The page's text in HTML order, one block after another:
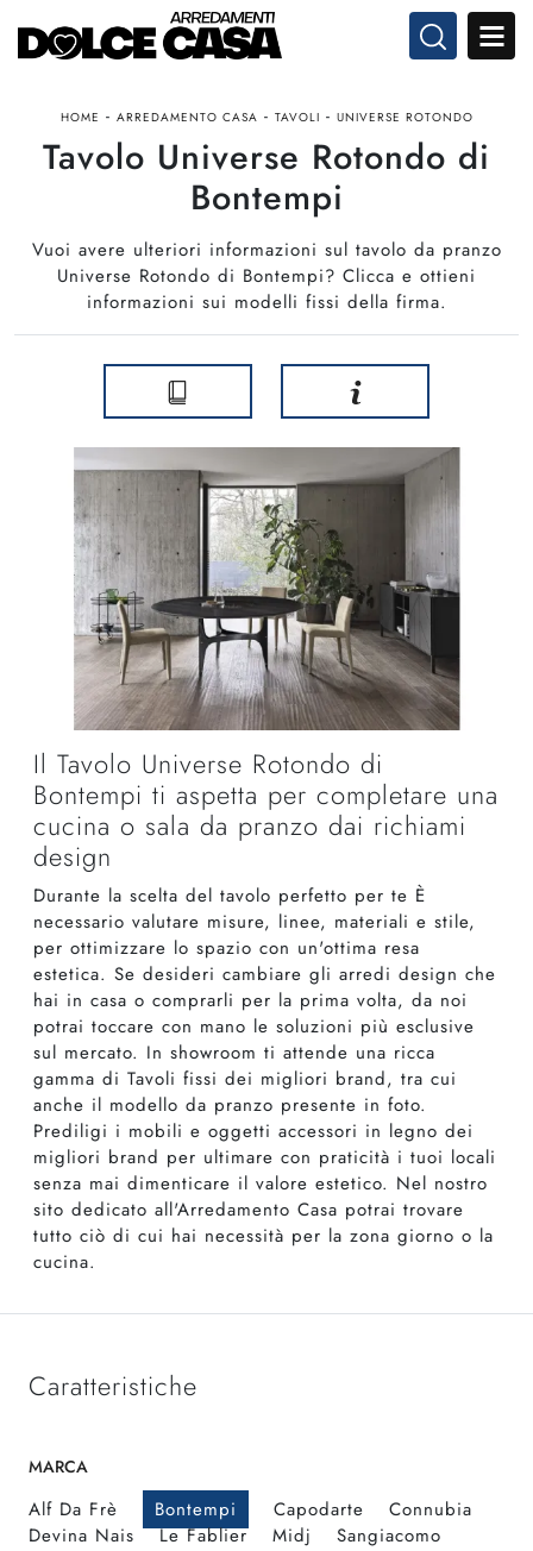
HOME - ARREDAMENTO CASA - TAVOLI - UNIVERSE ROTONDO
Tavolo Universe Rotondo di
Bontempi
Vuoi avere ulteriori informazioni sul tavolo da pranzo
Universe Rotondo di Bontempi? Clicca e ottieni
informazioni sui modelli fissi della firma.
Il Tavolo Universe Rotondo di
Bontempi ti aspetta per completare una
cucina o sala da pranzo dai richiami
design
Durante la scelta del tavolo perfetto per te È
necessario valutare misure, linee, materiali e stile,
per ottimizzare lo spazio con un'ottima resa
estetica. Se desideri cambiare gli arredi design che
hai in casa o comprarli per la prima volta, da noi
potrai toccare con mano le soluzioni più esclusive
sul mercato. In showroom ti attende una ricca
gamma di Tavoli fissi dei migliori brand, tra cui
anche il modello da pranzo presente in foto.
Prediligi i mobili e oggetti accessori in legno dei
migliori brand per ultimare con praticità i tuoi locali
senza mai dimenticare il valore estetico. Nel nostro
sito dedicato all'Arredamento Casa potrai trovare
tutto ciò di cui hai necessità per la zona giorno o la
cucina.
Caratteristiche
MARCA
Alf Da Frè Bontempi Capodarte
Connubia
Devina Nais
Le Fablier Midj Sangiacomo